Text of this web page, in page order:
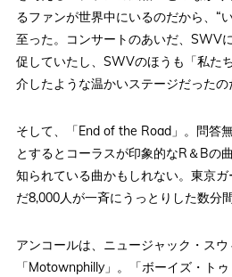
るファンが世界中にいるのだから、“
至った。コンサートのあいだ、SWV
促していたし、SWVのほうも「私た
介したような温かいステージだったの
そして、「End of the Road」。問答
とするとコーラスが印象的なR＆Bの
知られている曲かもしれない。東京
だ8,000人が一斉にうっとりした数分間
アンコールは、ニュージャック・スウ
「Motownphilly」。「ボーイズ・ト